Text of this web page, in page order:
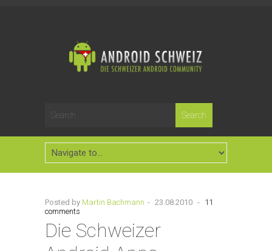
Posted by Martin Bachmann - 23.08.2010 - 11
comments
Die Schweizer